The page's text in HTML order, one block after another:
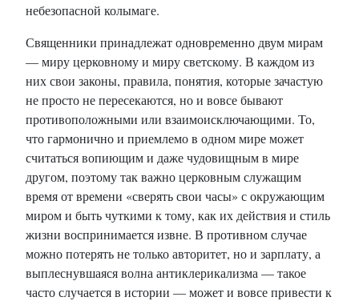
небезопасной колымаге.
Священники принадлежат одновременно двум мирам
— миру церковному и миру светскому. В каждом из
них свои законы, правила, понятия, которые зачастую
не просто не пересекаются, но и вовсе бывают
противоположными или взаимоисключающими. То,
что гармонично и приемлемо в одном мире может
считаться вопиющим и даже чудовищным в мире
другом, поэтому так важно церковным служащим
время от времени «сверять свои часы» с окружающим
миром и быть чуткими к тому, как их действия и стиль
жизни воспринимается извне. В противном случае
можно потерять не только авторитет, но и зарплату, а
выплеснувшаяся волна антиклерикализма — такое
часто случается в истории — может и вовсе привести к